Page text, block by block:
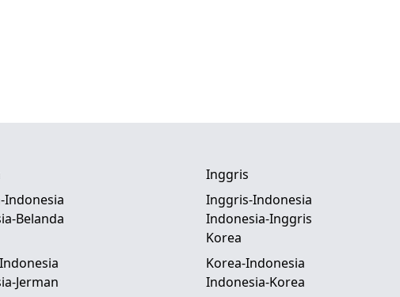
Indonesia
Belanda
Inggris
Inggris-Indonesia
Indonesia-Inggris
Jerman
Korea
Korea-Indonesia
Indonesia-Korea